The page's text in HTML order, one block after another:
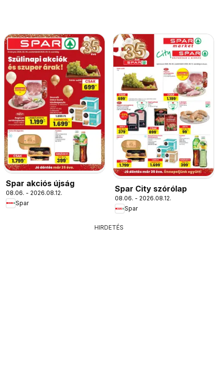
Spar akciós újság
08.06. - 2026.08.12.
Spar
Spar City szórólap
08.06. - 2026.08.12.
Spar
HIRDETÉS